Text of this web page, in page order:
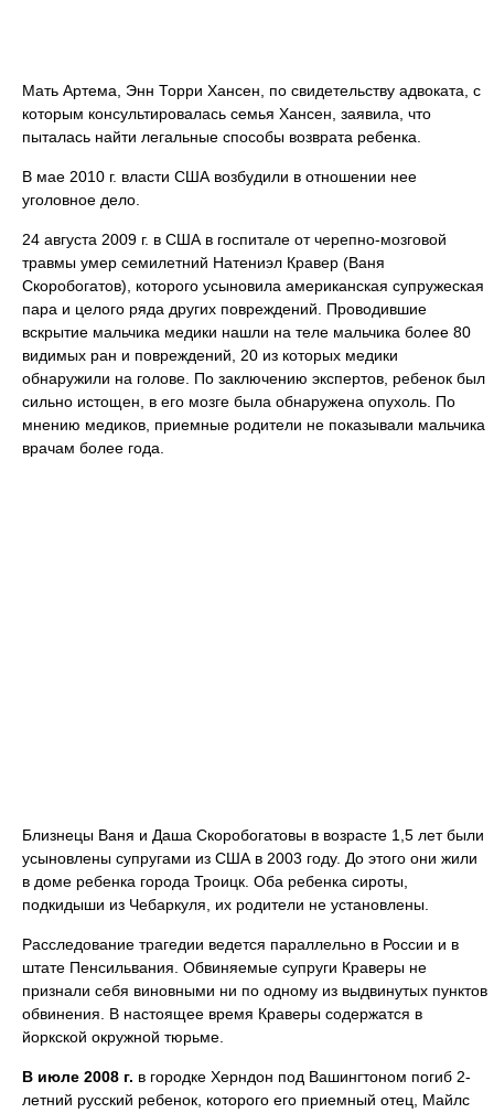
Мать Артема, Энн Торри Хансен, по свидетельству адвоката, с
которым консультировалась семья Хансен, заявила, что
пыталась найти легальные способы возврата ребенка.
В мае 2010 г. власти США возбудили в отношении нее
уголовное дело.
24 августа 2009 г. в США в госпитале от черепно-мозговой
травмы умер семилетний Натениэл Кравер (Ваня
Скоробогатов), которого усыновила американская супружеская
пара и целого ряда других повреждений. Проводившие
вскрытие мальчика медики нашли на теле мальчика более 80
видимых ран и повреждений, 20 из которых медики
обнаружили на голове. По заключению экспертов, ребенок был
сильно истощен, в его мозге была обнаружена опухоль. По
мнению медиков, приемные родители не показывали мальчика
врачам более года.
Близнецы Ваня и Даша Скоробогатовы в возрасте 1,5 лет были
усыновлены супругами из США в 2003 году. До этого они жили
в доме ребенка города Троицк. Оба ребенка сироты,
подкидыши из Чебаркуля, их родители не установлены.
Расследование трагедии ведется параллельно в России и в
штате Пенсильвания. Обвиняемые супруги Краверы не
признали себя виновными ни по одному из выдвинутых пунктов
обвинения. В настоящее время Краверы содержатся в
йоркской окружной тюрьме.
В июле 2008 г. в городке Херндон под Вашингтоном погиб 2-
летний русский ребенок, которого его приемный отец, Майлс